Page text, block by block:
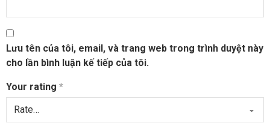
Lưu tên của tôi, email, và trang web trong trình duyệt này
cho lần bình luận kế tiếp của tôi.
Your rating *